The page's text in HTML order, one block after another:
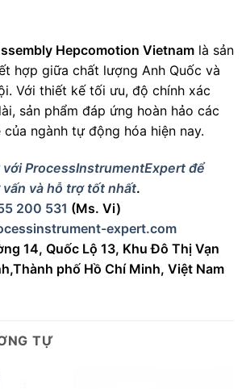
Hepcomotion Vietnam là sản
hợp giữa chất lượng Anh Quốc và
Với thiết kế tối ưu, độ chính xác
sản phẩm đáp ứng hoàn hảo các
ngành tự động hóa hiện nay.
với ProcessInstrumentExpert để
và hỗ trợ tốt nhất.
200 531 (Ms. Vi)
expert.com
14, Quốc Lộ 13, Khu Đô Thị Vạn
phố Hồ Chí Minh, Việt Nam
TỰ